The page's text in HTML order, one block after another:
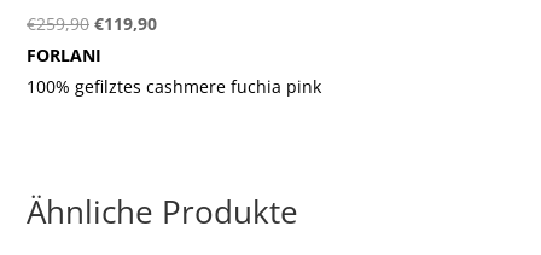
€259,90 Ursprünglicher
Preis
war:
€119,90Aktueller
ist:
FORLANI
100% gefilztes cashmere fuchia pink
Ähnliche Produkte